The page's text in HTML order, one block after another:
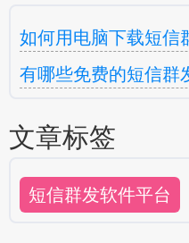
如何用电脑下载短信
有哪些免费的短信群
文章标签
短信群发软件平台